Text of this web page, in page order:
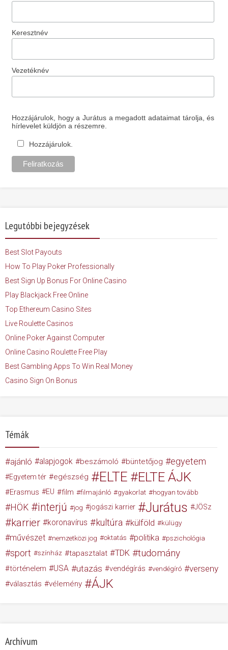
Keresztnév
Vezetéknév
Hozzájárulok, hogy a Jurátus a megadott adataimat tárolja, és
hírlevelet küldjön a részemre.
Hozzájárulok.
Legutóbbi bejegyzések
Best Slot Payouts
How To Play Poker Professionally
Best Sign Up Bonus For Online Casino
Play Blackjack Free Online
Top Ethereum Casino Sites
Live Roulette Casinos
Online Poker Against Computer
Online Casino Roulette Free Play
Best Gambling Apps To Win Real Money
Casino Sign On Bonus
Témák
ajánló alapjogok beszámoló büntetőjog egyetem
Egyetem tér egészség ELTE ELTE ÁJK
Erasmus EU film filmajánló gyakorlat hogyan tovább
HÖK interjú jog jogászi karrier Jurátus JÖSz
karrier koronavírus kultúra külföld külügy
művészet nemzetközi jog oktatás politika pszichológia
sport színház tapasztalat TDK tudomány
történelem USA utazás vendégírás vendégíró verseny
választás vélemény ÁJK
Archívum